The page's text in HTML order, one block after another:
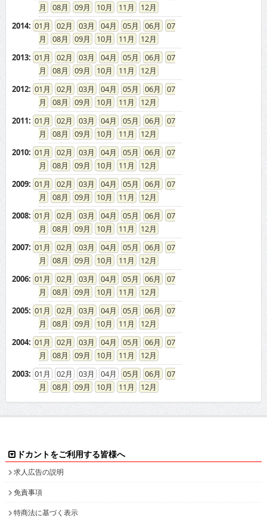
08
09 10 11
12
2014: 01 02 03 04 05 06
07
08
09 10 11
12
2013: 01 02 03 04 05 06
07
08
09 10 11
12
2012: 01 02 03 04 05 06
07
08
09 10 11
12
2011: 01 02 03 04 05 06
07
08
09 10 11
12
2010: 01 02 03 04 05 06
07
08
09 10 11
12
2009: 01 02 03 04 05 06
07
08
09 10 11
12
2008: 01 02 03 04 05 06
07
08
09 10 11
12
2007: 01 02 03 04 05 06
07
08
09 10 11
12
2006: 01 02 03 04 05 06
07
08
09 10 11
12
2005: 01 02 03 04 05 06
07
08
09 10 11
12
2004: 01 02 03 04 05 06
07
08
09 10 11
12
2003: 01 02 03 04 05 06
07
08
09 10 11 12
ドカントをご利用する皆様へ
求人広告の説明
免責事項
特商法に基づく表示